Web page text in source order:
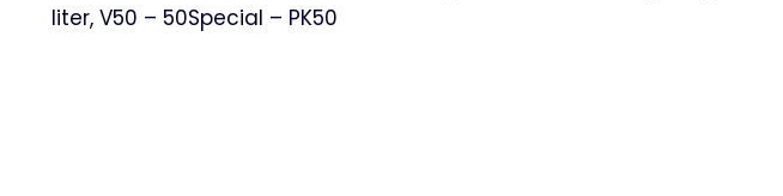
liter, V50 – 50Special – PK50